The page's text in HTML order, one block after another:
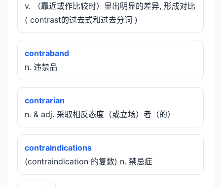
v. （靠近或作比较时）显出明显的差异, 形成对比
( contrast的过去式和过去分词 )
contraband
n. 违禁品
contrarian
n. & adj. 采取相反态度（或立场）者（的）
contraindications
(contraindication 的复数) n. 禁忌症